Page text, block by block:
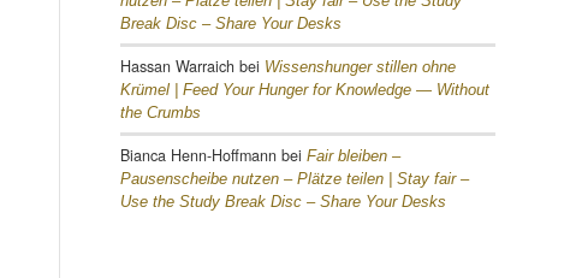
Break Disc – Share Your Desks
Hassan Warraich bei Wissenshunger stillen ohne
Krümel | Feed Your Hunger for Knowledge — Without
the Crumbs
Bianca Henn-Hoffmann bei Fair bleiben –
Pausenscheibe nutzen – Plätze teilen | Stay fair –
Use the Study Break Disc – Share Your Desks